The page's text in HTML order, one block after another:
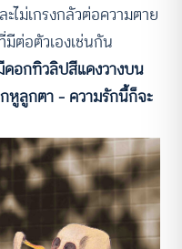
ไม่เกรงกลัวต่อความตาย
ต่อตัวเองเช่นกัน
อกทิวลิปสีแดงวางบน
ลูกตา – ความรักนี้ก็จะ